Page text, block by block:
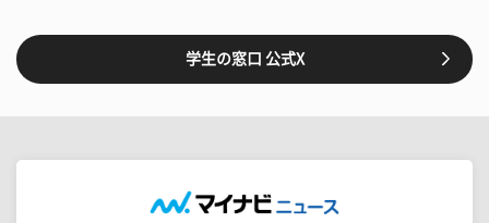
学生の窓口 公式X